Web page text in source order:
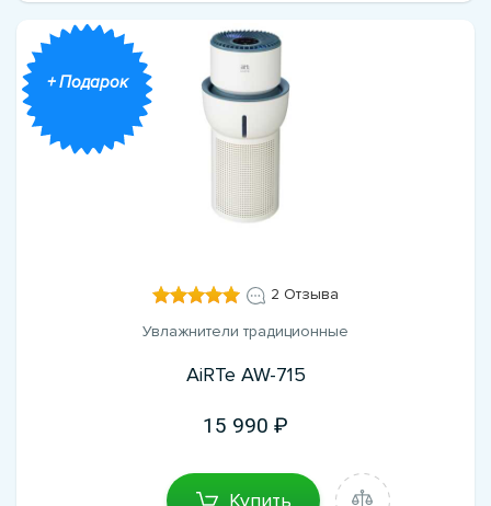
+ Подарок
2 Отзыва
Увлажнители традиционные
AiRTe AW-715
15 990
Купить